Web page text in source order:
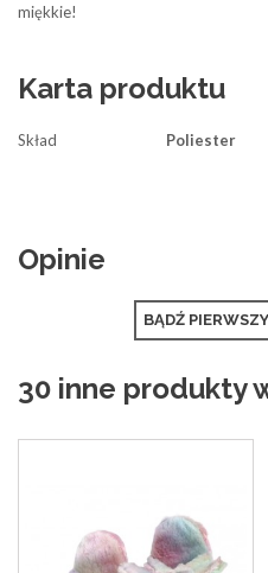
miękkie!
Karta produktu
Skład Poliester
Opinie
BĄDŹ
30 inne produkty